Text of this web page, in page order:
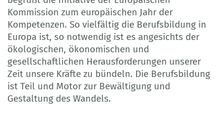
Kommission zum europäischen Jahr der
Kompetenzen. So vielfältig die Berufsbildung in
Europa ist, so notwendig ist es angesichts der
ökologischen, ökonomischen und
gesellschaftlichen Herausforderungen unserer
Zeit unsere Kräfte zu bündeln. Die Berufsbildung
ist Teil und Motor zur Bewältigung und
Gestaltung des Wandels.